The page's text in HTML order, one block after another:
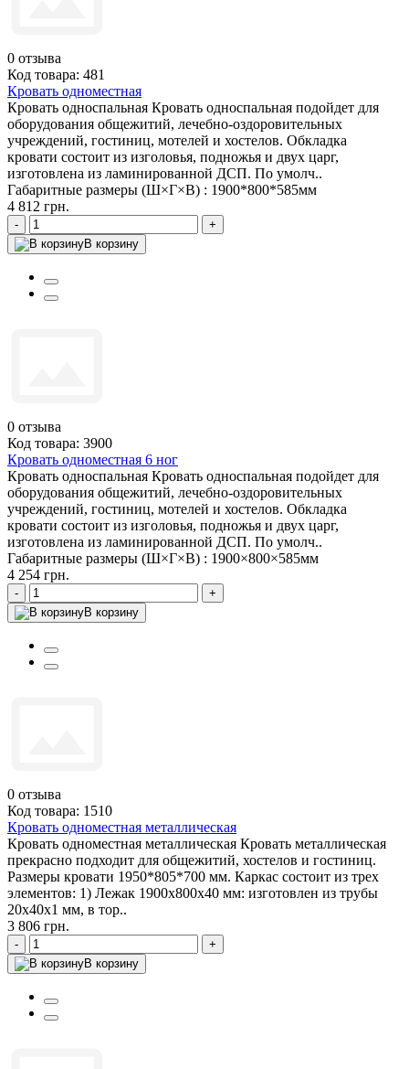
0 отзыва
Код товара: 481
Кровать одноместная
Кровать односпальная Кровать односпальная подойдет для
оборудования общежитий, лечебно-оздоровительных
учреждений, гостиниц, мотелей и хостелов. Обкладка
кровати состоит из изголовья, подножья и двух царг,
изготовлена из ламинированной ДСП. По умолч..
Габаритные размеры (Ш×Г×В) : 1900*800*585мм
4 812 грн.
-
+
В корзину
0 отзыва
Код товара: 3900
Кровать одноместная 6 ног
Кровать односпальная Кровать односпальная подойдет для
оборудования общежитий, лечебно-оздоровительных
учреждений, гостиниц, мотелей и хостелов. Обкладка
кровати состоит из изголовья, подножья и двух царг,
изготовлена из ламинированной ДСП. По умолч..
Габаритные размеры (Ш×Г×В) : 1900×800×585мм
4 254 грн.
-
+
В корзину
0 отзыва
Код товара: 1510
Кровать одноместная металлическая
Кровать одноместная металлическая Кровать металлическая
прекрасно подходит для общежитий, хостелов и гостиниц.
Размеры кровати 1950*805*700 мм. Каркас состоит из трех
элементов: 1) Лежак 1900х800х40 мм: изготовлен из трубы
20х40х1 мм, в тор..
3 806 грн.
-
+
В корзину